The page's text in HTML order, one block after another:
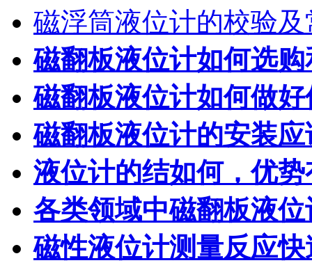
磁浮筒液位计的校验
磁翻板液位计如何选
磁翻板液位计如何做
磁翻板液位计的安装
液位计的结如何，优
各类领域中磁翻板液
磁性液位计测量反应